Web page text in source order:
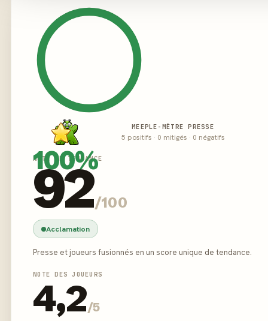
100%
MEEPLE-MÈTRE PRESSE
5 positifs · 0 mitigés · 0 négatifs
NOTE DE TENDANCE
92/100
Acclamation
Presse et joueurs fusionnés en un score unique de tendance.
NOTE DES JOUEURS
4,2/5